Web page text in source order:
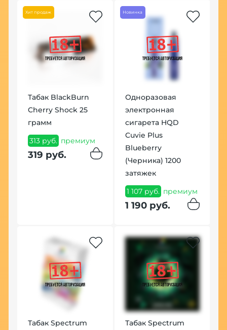
Хит продаж
Табак BlackBurn
Cherry Shock 25
грамм
313 руб. премиум
319 руб.
Новинка
Одноразовая
электронная
сигарета HQD
Cuvie Plus
Blueberry
(Черника) 1200
затяжек
1 107 руб. премиум
1 190 руб.
Табак Spectrum
Табак Spectrum